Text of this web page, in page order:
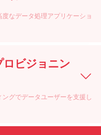
なデータ処理アプリケーショ
ロビジョニン
グでデータユーザーを支援し